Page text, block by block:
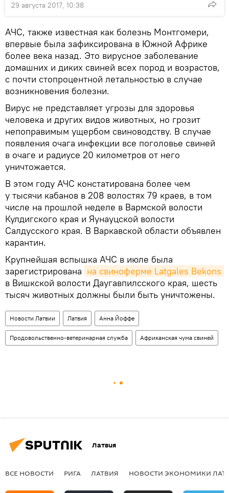
29 августа 2017, 10:38
АЧС, также известная как болезнь Монтгомери,
впервые была зафиксирована в Южной Африке
более века назад. Это вирусное заболевание
домашних и диких свиней всех пород и возрастов,
с почти стопроцентной летальностью в случае
возникновения болезни.
Вирус не представляет угрозы для здоровья
человека и других видов животных, но грозит
непоправимым ущербом свиноводству. В случае
появления очага инфекции все поголовье свиней
в очаге и радиусе 20 километров от него
уничтожается.
В этом году АЧС констатирована более чем
у тысячи кабанов в 208 волостях 79 краев, в том
числе на прошлой неделе в Вармской волости
Кулдигского края и Яунауцской волости
Салдусского края. В Варкавской области объявлен
карантин.
Крупнейшая вспышка АЧС в июле была
зарегистрирована на свиноферме Latgales Bekons
в Вишкской волости Даугавпилсского края, шесть
тысяч животных должны были быть уничтожены.
Новости Латвии Латвия Анна Йоффе
Продовольственно-ветеринарная служба Африканская чума свиней
Латвия
ВСЕ НОВОСТИ РИГА ЛАТВИЯ НОВОСТИ ЭКОНОМИКИ